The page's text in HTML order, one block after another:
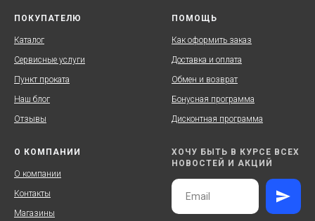
ПОКУПАТЕЛЮ
Каталог
Сервисные услуги
Пункт проката
Наш блог
Отзывы
ПОМОЩЬ
Как оформить заказ
Доставка и оплата
Обмен и возврат
Бонусная программа
Дисконтная программа
О КОМПАНИИ
О компании
Контакты
Магазины
ХОЧУ БЫТЬ В КУРСЕ ВСЕХ
НОВОСТЕЙ И АКЦИЙ